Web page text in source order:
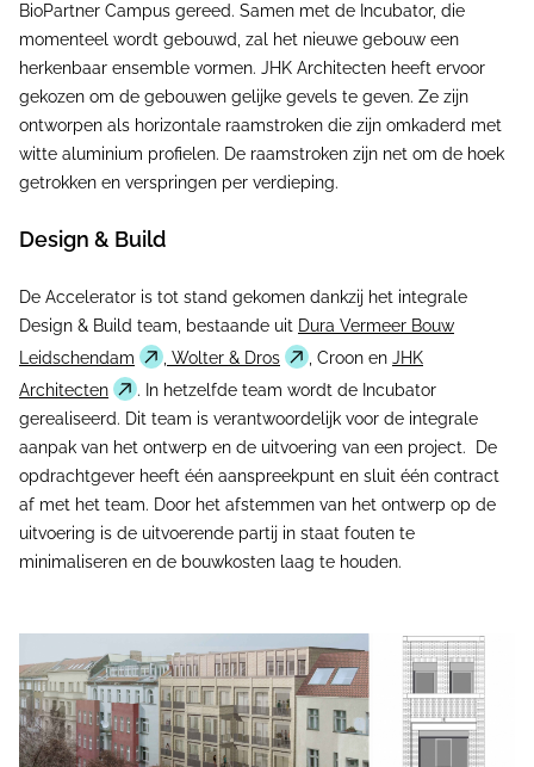
BioPartner Campus gereed. Samen met de Incubator, die
momenteel wordt gebouwd, zal het nieuwe gebouw een
herkenbaar ensemble vormen. JHK Architecten heeft ervoor
gekozen om de gebouwen gelijke gevels te geven. Ze zijn
ontworpen als horizontale raamstroken die zijn omkaderd met
witte aluminium profielen. De raamstroken zijn net om de hoek
getrokken en verspringen per verdieping.
Design & Build
De Accelerator is tot stand gekomen dankzij het integrale
Design & Build team, bestaande uit Dura Vermeer Bouw
Leidschendam
Wolter & Dros , Croon en JHK
Architecten
. In hetzelfde team wordt de Incubator
gerealiseerd. Dit team is verantwoordelijk voor de integrale
aanpak van het ontwerp en de uitvoering van een project. De
opdrachtgever heeft één aanspreekpunt en sluit één contract
af met het team. Door het afstemmen van het ontwerp op de
uitvoering is de uitvoerende partij in staat fouten te
minimaliseren en de bouwkosten laag te houden.